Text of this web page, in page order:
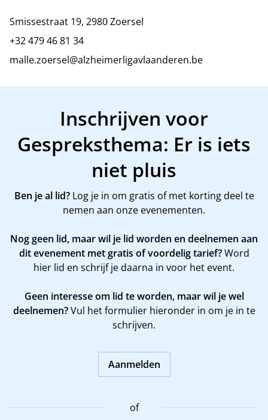
Smissestraat 19, 2980 Zoersel
+32 479 46 81 34
malle.zoersel@alzheimerligavlaanderen.be
Inschrijven voor
Gespreksthema: Er is iets
niet pluis
Ben je al lid?Log je in om gratis of met korting deel te
nemen aan onze evenementen.
Nog geen lid, maar wil je lid worden en deelnemen aan
dit evenement met gratis of voordelig tarief?Word
hier lid en schrijf je daarna in voor het event.
Geen interesse om lid te worden, maar wil je wel
deelnemen?Vul het formulier hieronder in om je in te
schrijven.
Aanmelden
of